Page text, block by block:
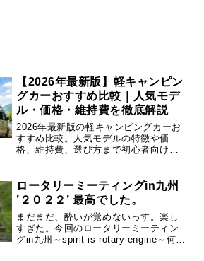
【2026年最新版】軽キャンピン
グカーおすすめ比較｜人気モデ
ル・価格・維持費を徹底解説
2026年最新版の軽キャンピングカーお
すすめ比較。人気モデルの特徴や価
格、維持費、選び方まで初心者向けに
を紹介。
ロータリーミーティングin九州
’２０２２’ 最高でした。
まだまだ、酔いが覚めないっす。楽し
すぎた。今回のロータリーミーティン
グin九州～spirit is rotary engine～何故